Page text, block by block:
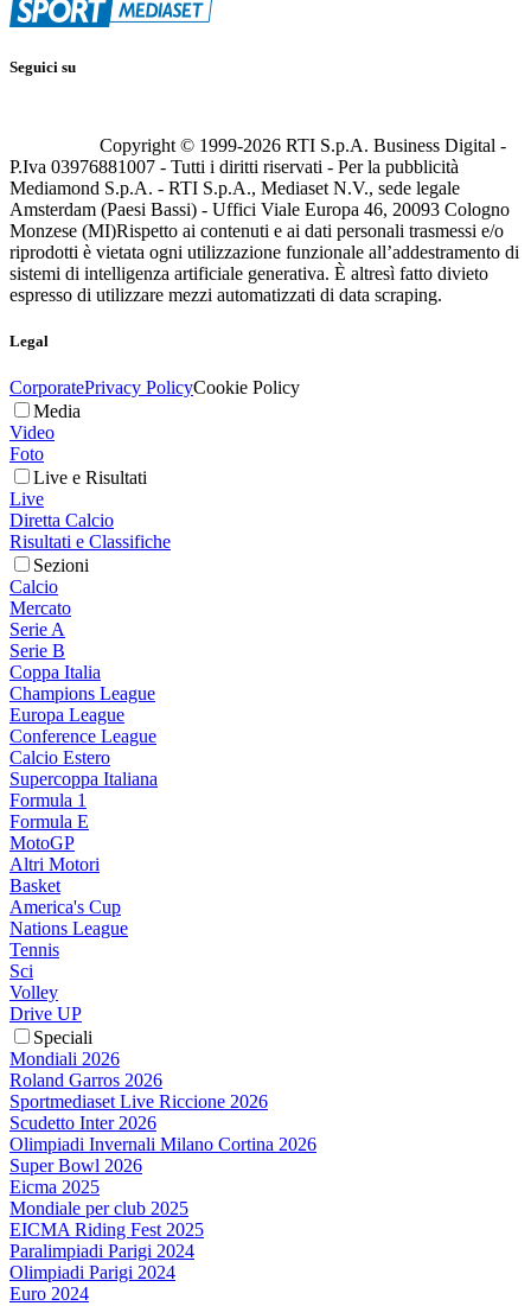
Seguici su
Copyright © 1999-2026 RTI S.p.A. Business Digital -
P.Iva 03976881007 - Tutti i diritti riservati - Per la pubblicità
Mediamond S.p.A. - RTI S.p.A., Mediaset N.V., sede legale
Amsterdam (Paesi Bassi) - Uffici Viale Europa 46, 20093 Cologno
Monzese (MI)Rispetto ai contenuti e ai dati personali trasmessi e/o
riprodotti è vietata ogni utilizzazione funzionale all’addestramento di
sistemi di intelligenza artificiale generativa. È altresì fatto divieto
espresso di utilizzare mezzi automatizzati di data scraping.
Legal
CorporatePrivacy PolicyCookie Policy
Media
Video
Foto
Live e Risultati
Live
Diretta Calcio
Risultati e Classifiche
Sezioni
Calcio
Mercato
Serie A
Serie B
Coppa Italia
Champions League
Europa League
Conference League
Calcio Estero
Supercoppa Italiana
Formula 1
Formula E
MotoGP
Altri Motori
Basket
America's Cup
Nations League
Tennis
Sci
Volley
Drive UP
Speciali
Mondiali 2026
Roland Garros 2026
Sportmediaset Live Riccione 2026
Scudetto Inter 2026
Olimpiadi Invernali Milano Cortina 2026
Super Bowl 2026
Eicma 2025
Mondiale per club 2025
EICMA Riding Fest 2025
Paralimpiadi Parigi 2024
Olimpiadi Parigi 2024
Euro 2024